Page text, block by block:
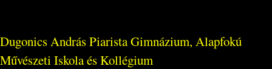
Dugonics András Piarista Gimnázium, Alapfokú
Művészeti Iskola és Kollégium